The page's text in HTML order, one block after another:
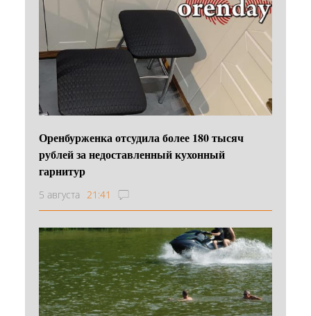
Оренбурженка отсудила более 180 тысяч
рублей за недоставленный кухонный
гарнитур
5 августа 21:41